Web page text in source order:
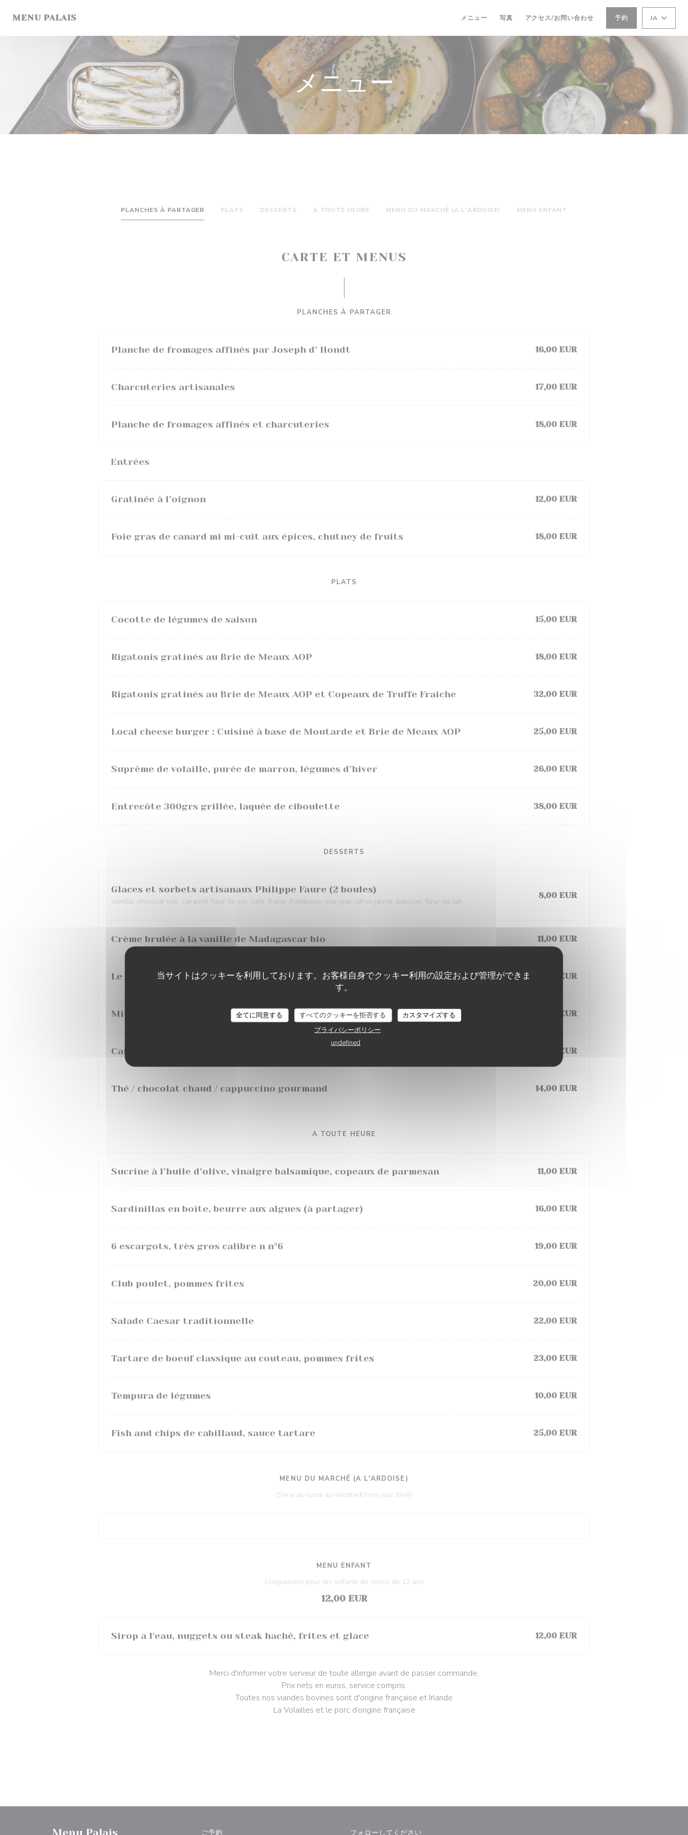
当サイトはクッキーを利用しております。お客様自身でクッキー利用の設定および管理ができま
す。
全てに同意する すべてのクッキーを拒否する
カスタマイズする
プライバシーポリシー
undefined
MENU PALAIS メニュー 写真 アクセス/お問い合わせ 予約 JA
メニュー
PLANCHES À PARTAGER PLATS DESSERTS A TOUTE HEURE MENU DU MARCHÉ (A L'ARDOISE) MENU ENFANT
CARTE ET MENUS
PLANCHES À PARTAGER
Planche de fromages affinés par Joseph d’ Hondt 16,00 EUR
Charcuteries artisanales 17,00 EUR
Planche de fromages affinés et charcuteries 18,00 EUR
Entrées
Gratinée à l’oignon 12,00 EUR
Foie gras de canard mi mi-cuit aux épices, chutney de fruits 18,00 EUR
PLATS
Cocotte de légumes de saison 15,00 EUR
Rigatonis gratinés au Brie de Meaux AOP 18,00 EUR
Rigatonis gratinés au Brie de Meaux AOP et Copeaux de Truffe Fraiche 32,00 EUR
Local cheese burger : Cuisiné à base de Moutarde et Brie de Meaux AOP 25,00 EUR
Suprême de volaille, purée de marron, légumes d’hiver 26,00 EUR
Entrecôte 300grs grillée, laquée de ciboulette 38,00 EUR
DESSERTS
Glaces et sorbets artisanaux Philippe Faure (2 boules)
Vanille, chocolat noir, caramel fleur de sel, café, fraise, framboise, mangue, citron jaune, passion, fleur de lait
8,00 EUR
Crème brulée à la vanille de Madagascar bio 11,00 EUR
Le Citron 13,00 EUR
Mi-cuit au chocolat Valrhona, glace vanille . 13,00 EUR
Café gourmand 12,00 EUR
Thé / chocolat chaud / cappuccino gourmand 14,00 EUR
A TOUTE HEURE
Sucrine à l’huile d’olive, vinaigre balsamique, copeaux de parmesan 11,00 EUR
Sardinillas en boîte, beurre aux algues (à partager) 16,00 EUR
6 escargots, très gros calibre n n°6 19,00 EUR
Club poulet, pommes frites 20,00 EUR
Salade Caesar traditionnelle 22,00 EUR
Tartare de boeuf classique au couteau, pommes frites 23,00 EUR
Tempura de légumes 10,00 EUR
Fish and chips de cabillaud, sauce tartare 25,00 EUR
MENU DU MARCHÉ (A L'ARDOISE)
(Servi du lundi au vendredi hors jour férié)
MENU ENFANT
Uniquement pour les enfants de moins de 12 ans
12,00 EUR
Sirop a l'eau, nuggets ou steak haché, frites et glace 12,00 EUR
Merci d'informer votre serveur de toute allergie avant de passer commande.
Prix nets en euros, service compris.
Toutes nos viandes bovines sont d'origine française et Irlande
La Volailles et le porc d’origine française
ご予約 フォローしてください
MENU PALAIS